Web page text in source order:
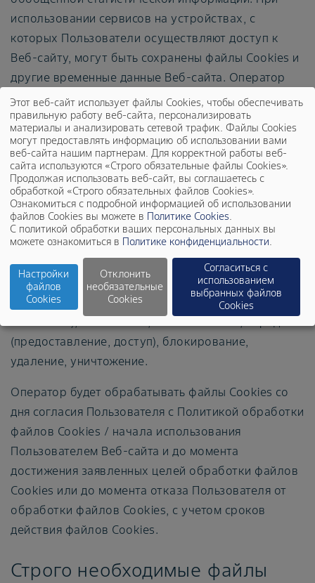
использовании сервисов на устройствах, с
которых Пользователи осуществляют доступ к
Веб-сайту, могут быть сохранены файлы Cookies и
другие временные данные Веб-сайта. Оператор
получает данные Пользователей в виде статистики
посещений и использования Веб-сайта с помощью
сервиса Яндекс.Метрика.
Обработка файлов Cookies
Оператор вправе обрабатывать файлы Cookies с
использованием средств автоматизации
посредством осуществления следующих действий
(операций) — сбор, запись, систематизация,
накопление, хранение, уточнение (обновление,
(предоставление, доступ), блокирование,
удаление, уничтожение.
Оператор будет обрабатывать файлы Cookies со
дня согласия Пользователя с Политикой обработки
файлов Cookies / начала использования
Пользователем Веб-сайта и до момента
достижения заявленных целей обработки файлов
Cookies или до момента отказа Пользователя от
обработки файлов Cookies, с учетом сроков
действия файлов Cookies.
Строго необходимые файлы
Этот веб-сайт использует файлы Cookies, чтобы обеспечивать
правильную работу веб-сайта, персонализировать
материалы и анализировать сетевой трафик. Файлы Cookies
могут предоставлять информацию об использовании вами
веб-сайта нашим партнерам. Для корректной работы веб-
сайта используются «Строго обязательные файлы Cookies».
Продолжая использовать веб-сайт, вы соглашаетесь с
обработкой «Строго обязательных файлов Cookies».
Ознакомиться с подробной информацией об использовании
файлов Cookies вы можете в Политике Cookies.
С политикой обработки ваших персональных данных вы
можете ознакомиться в Политике конфиденциальности.
Настройки
файлов
Cookies
Отклонить
необязательные
Cookies
Согласиться с
использованием
выбранных файлов
Cookies